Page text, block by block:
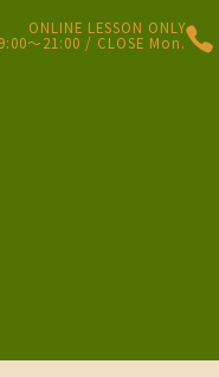
ONLINE LESSON ONLY
〜21:00 / CLOSE Mon.